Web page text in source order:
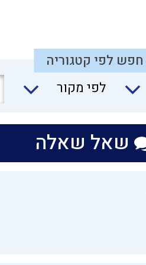
חפש לפי קטגוריה
לפי מקור
שאל שאלה